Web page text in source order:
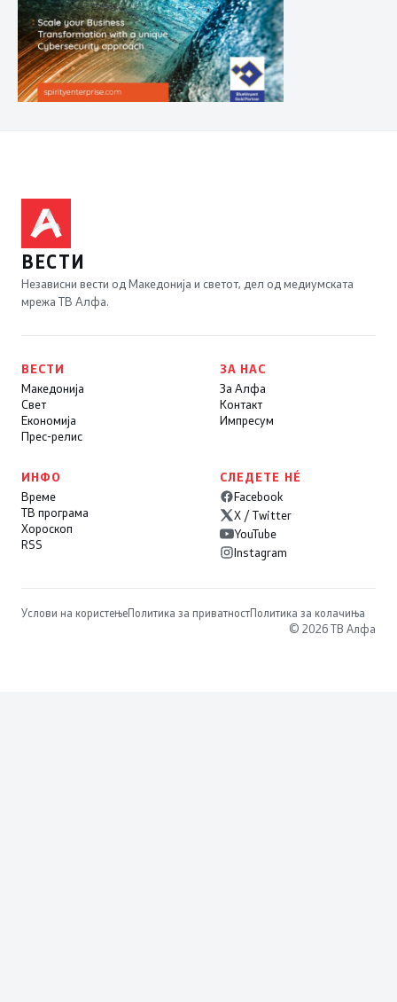
ВЕСТИ
Независни вести од Македонија и светот, дел од медиумската
мрежа ТВ Алфа.
ВЕСТИ
Македонија
Свет
Економија
Прес-релис
ЗА НАС
За Алфа
Контакт
Импресум
ИНФО
Време
ТВ програма
Хороскоп
RSS
СЛЕДЕТЕ НÉ
Facebook
X / Twitter
YouTube
Instagram
Услови на користењеПолитика за приватностПолитика за колачиња
© 2026 ТВ Алфа